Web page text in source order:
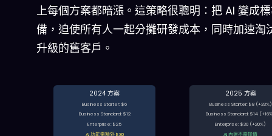
上每個方案都暗漲。這策略很聰明：把 AI 變成
備，迫使所有人一起分攤研發成本，同時加速淘
升級的舊客戶。
2024 方案
Business Starter: $6
Business Standard: $12
Enterprise: $25
AI 功能需額外 $30
2025 方案
Business Starter: $8 (+33%)
Business Standard: $14
Enterprise: $30 (+20%)
AI 內建不需加價